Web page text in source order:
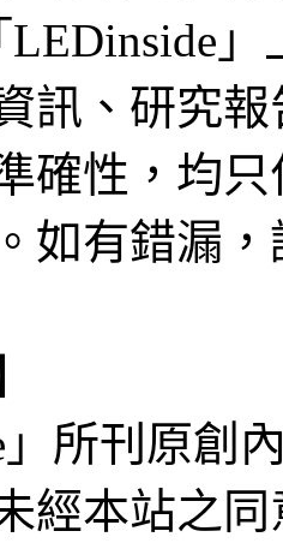
訊、研究
確性，均
如有錯漏
」所刊原創
經本站之